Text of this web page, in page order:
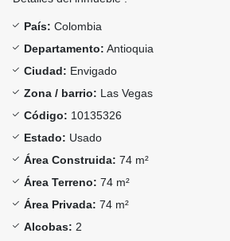
País: Colombia
Departamento: Antioquia
Ciudad: Envigado
Zona / barrio: Las Vegas
Código: 10135326
Estado: Usado
Área Construida: 74 m²
Área Terreno: 74 m²
Área Privada: 74 m²
Alcobas: 2